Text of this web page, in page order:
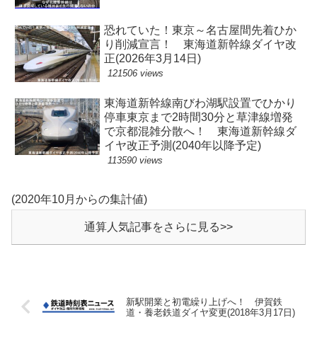
恐れていた！東京～名古屋間先着ひか
り削減宣言！ 東海道新幹線ダイヤ改
正(2026年3月14日)
121506 views
東海道新幹線南びわ湖駅設置でひかり
停車東京まで2時間30分と草津線増発
で京都混雑分散へ！ 東海道新幹線ダ
イヤ改正予測(2040年以降予定)
113590 views
(2020年10月からの集計値)
通算人気記事をさらに見る>>
新駅開業と初電繰り上げへ！ 伊賀鉄
道・養老鉄道ダイヤ変更(2018年3月17日)